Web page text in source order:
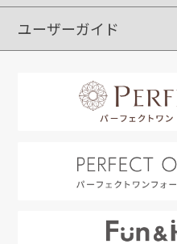
定期購入
ポイントサービス
お知らせメール
ユーザーガイド